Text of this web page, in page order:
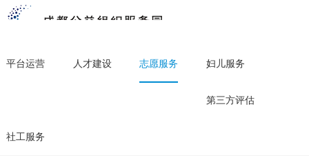
平台运营 人才建设 志愿服务 妇儿服务
第三方评估
社工服务